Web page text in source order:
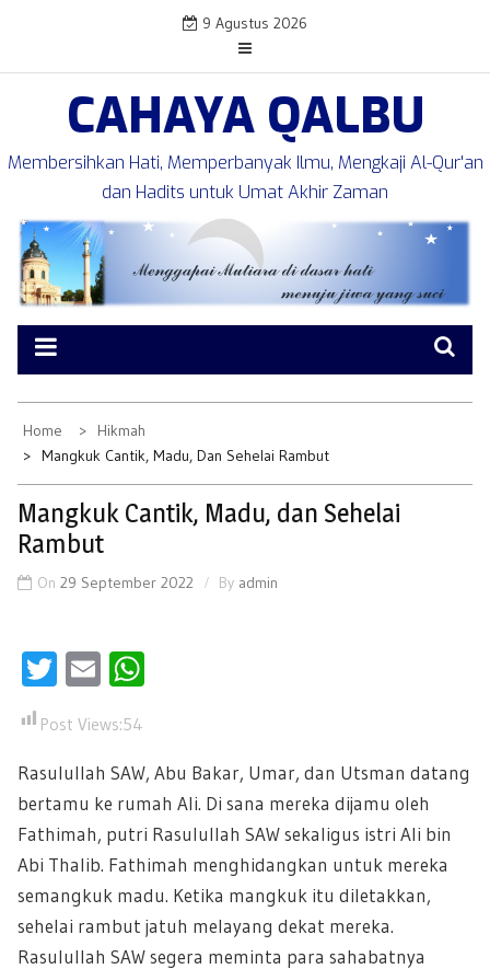
content
9 Agustus 2026
CAHAYA QALBU
Membersihkan Hati, Memperbanyak Ilmu, Mengkaji Al-Qur'an
dan Hadits untuk Umat Akhir Zaman
Home
Hikmah
Mangkuk Cantik, Madu, Dan Sehelai Rambut
Mangkuk Cantik, Madu, dan Sehelai
Rambut
On 29 September 2022 By admin
Twitter
Email
Post Views:54
Rasulullah SAW, Abu Bakar, Umar, dan Utsman datang
bertamu ke rumah Ali. Di sana mereka dijamu oleh
Fathimah, putri Rasulullah SAW sekaligus istri Ali bin
Abi Thalib. Fathimah menghidangkan untuk mereka
semangkuk madu. Ketika mangkuk itu diletakkan,
sehelai rambut jatuh melayang dekat mereka.
Rasulullah SAW segera meminta para sahabatnya